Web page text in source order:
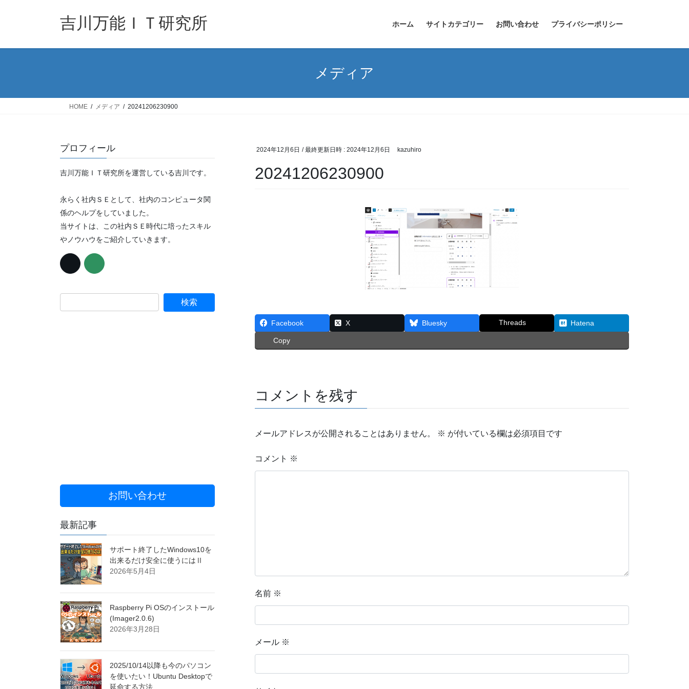
吉川万能ＩＴ研究所 ホーム サイトカテゴリー お問い合わせ プライバシーポリシー
メディア
HOME メディア 20241206230900
2024年12月6日 / 最終更新日時 : 2024年12月6日 kazuhiro
20241206230900
Facebook X Bluesky Threads Hatena
Copy
コメントを残す
メールアドレスが公開されることはありません。 ※ が付いている欄は必須項目です
コメント ※
名前 ※
メール ※
プロフィール
吉川万能ＩＴ研究所を運営している吉川です。
永らく社内ＳＥとして、社内のコンピュータ関
係のヘルプをしていました。
当サイトは、この社内ＳＥ時代に培ったスキル
やノウハウをご紹介していきます。
お問い合わせ
最新記事
サポート終了したWindows10を
出来るだけ安全に使うにはⅡ
2026年5月4日
Raspberry Pi OSのインストール
(Imager2.0.6)
2026年3月28日
2025/10/14以降も今のパソコン
を使いたい！Ubuntu Desktopで
延命する方法